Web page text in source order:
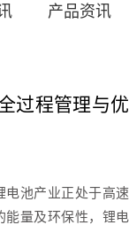
产品资讯
过程管理与优
电池产业正处于高速
能量及环保性，锂电